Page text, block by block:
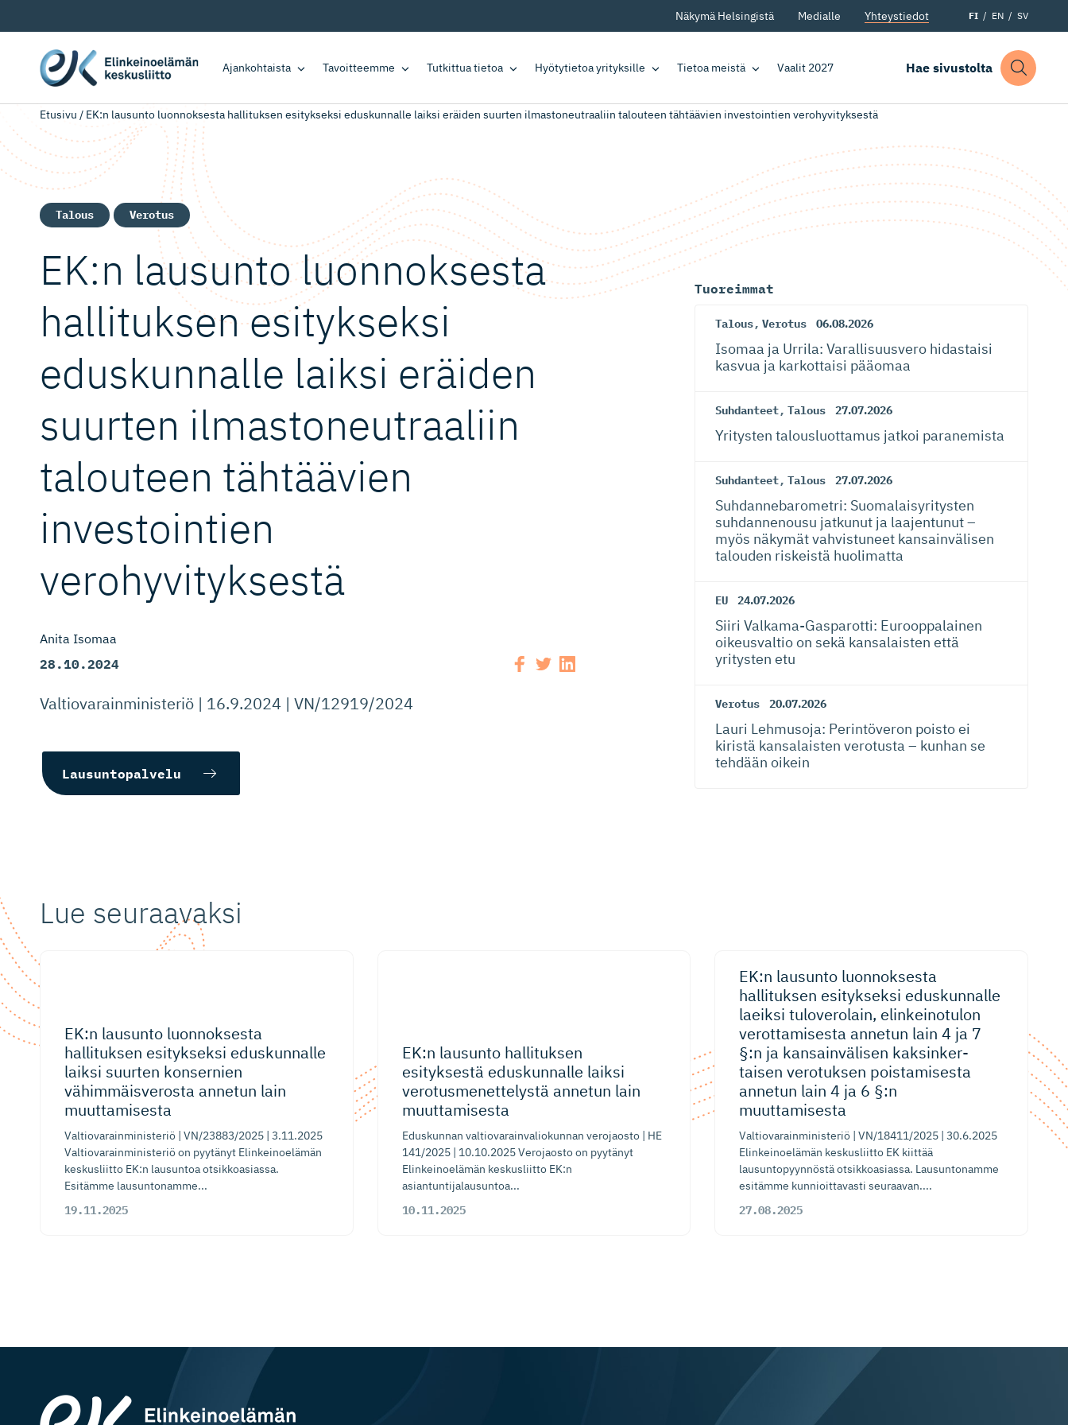
Näkymä Helsingistä Medialle Yhteystiedot FI EN SV
Ajankohtaista Tavoitteemme Tutkittua tietoa Hyötytietoa yrityksille Tietoa meistä Vaalit 2027 Hae sivustolta
Etusivu / EK:n lausunto luonnoksesta hallituksen esitykseksi eduskunnalle laiksi eräiden suurten ilmastoneutraaliin talouteen tähtäävien investointien verohyvityksestä
Talous Verotus
EK:n lausunto luonnoksesta
hallituksen esitykseksi
eduskunnalle laiksi eräiden
suurten ilmastoneut­raaliin
talouteen tähtäävien
investointien
verohyvityksestä
Anita Isomaa
28.10.2024
Valtiovarainministeriö | 16.9.2024 | VN/12919/2024
Lausuntopalvelu
Tuoreimmat
Talous, Verotus 06.08.2026
Isomaa ja Urrila: Varallisuusvero hidastaisi
kasvua ja karkottaisi pääomaa
Suhdanteet, Talous 27.07.2026
Yritysten talousluottamus jatkoi paranemista
Suhdanteet, Talous 27.07.2026
Suhdanneba­ro­metri: Suomalaisy­ri­tysten
suhdannenousu jatkunut ja laajentunut –
myös näkymät vahvistuneet kansainvälisen
talouden riskeistä huolimatta
EU 24.07.2026
Siiri Valkama-Gas­pa­rotti: Eurooppalainen
oikeusvaltio on sekä kansalaisten että
yritysten etu
Verotus 20.07.2026
Lauri Lehmusoja: Perintöveron poisto ei
kiristä kansalaisten verotusta – kunhan se
tehdään oikein
Lue seuraavaksi
EK:n lausunto luonnoksesta
hallituksen esitykseksi eduskunnalle
laiksi suurten konsernien
vähimmäis­verosta annetun lain
muuttamisesta
Valtiovarainministeriö | VN/23883/2025 | 3.11.2025
Valtiovarainministeriö on pyytänyt Elinkeinoelämän
keskusliitto EK:n lausuntoa otsikkoasiassa.
Esitämme lausuntonamme...
19.11.2025
EK:n lausunto hallituksen
esityksestä eduskunnalle laiksi
verotusme­net­telystä annetun lain
muuttamisesta
Eduskunnan valtiovarainvaliokunnan verojaosto | HE
141/2025 | 10.10.2025 Verojaosto on pyytänyt
Elinkeinoelämän keskusliitto EK:n
asiantuntijalausuntoa...
10.11.2025
EK:n lausunto luonnoksesta
hallituksen esitykseksi eduskunnalle
laeiksi tuloverolain, elinkeinotulon
verottamisesta annetun lain 4 ja 7
§:n ja kansainvälisen kaksinker­
taisen verotuksen poistamisesta
annetun lain 4 ja 6 §:n
muuttamisesta
Valtiovarainministeriö | VN/18411/2025 | 30.6.2025
Elinkeinoelämän keskusliitto EK kiittää
lausuntopyynnöstä otsikkoasiassa. Lausuntonamme
esitämme kunnioittavasti seuraavan....
27.08.2025